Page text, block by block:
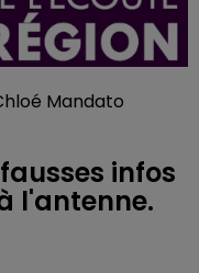
Mandato
infos
l'antenne.